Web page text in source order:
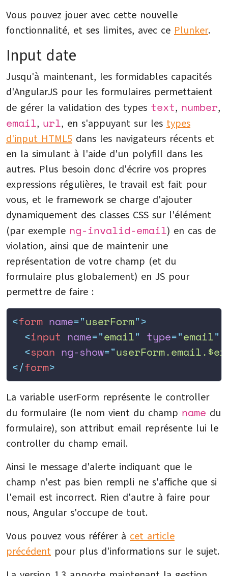
Vous pouvez jouer avec cette nouvelle
fonctionnalité, et ses limites, avec ce Plunker.
Input date
Jusqu'à maintenant, les formidables capacités
d'AngularJS pour les formulaires permettaient
de gérer la validation des types text, number,
email, url, en s'appuyant sur les types
d'input HTML5 dans les navigateurs récents et
en la simulant à l'aide d'un polyfill dans les
autres. Plus besoin donc d'écrire vos propres
expressions régulières, le travail est fait pour
vous, et le framework se charge d'ajouter
dynamiquement des classes CSS sur l'élément
(par exemple ng-invalid-email) en cas de
violation, ainsi que de maintenir une
représentation de votre champ (et du
formulaire plus globalement) en JS pour
permettre de faire :
<form name="userForm">
  <
input name="email" type="email"
  <
span ng-show="
</form>
La variable userForm représente le controller
du formulaire (le nom vient du champ name du
formulaire), son attribut email représente lui le
controller du champ email.
Ainsi le message d'alerte indiquant que le
champ n'est pas bien rempli ne s'affiche que si
l'email est incorrect. Rien d'autre à faire pour
nous, Angular s'occupe de tout.
Vous pouvez vous référer à cet article
précédent pour plus d'informations sur le sujet.